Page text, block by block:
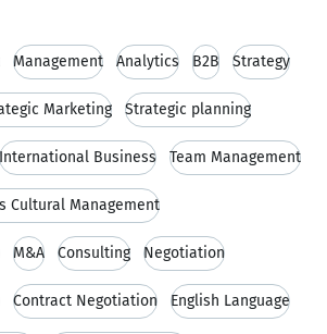
Management Analytics B2B Strategy
Marketing Strategic planning
International Business Team Management
Cultural Management
M&A Consulting Negotiation
Contract Negotiation English Language